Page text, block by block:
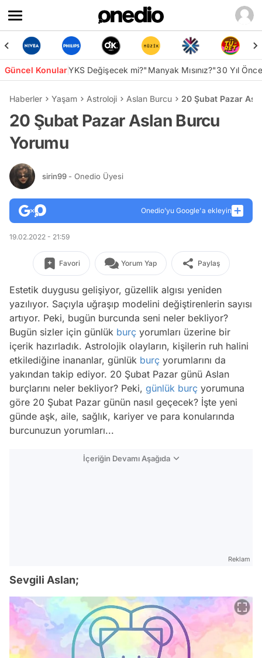
Güncel KonularYKS Değişecek mi?"Manyak Mısınız?"30 Yıl
Haberler Yaşam Astroloji Aslan Burcu 20 Şubat Pazar
20 Şubat Pazar Aslan Burcu
Yorumu
sirin99 - Onedio Üyesi
Onedio’yu Google'a ekleyin
19.02.2022 - 21:59
Favori Yorum Yap Paylaş
Estetik duygusu gelişiyor, güzellik algısı yeniden
yazılıyor. Saçıyla uğraşıp modelini değiştirenlerin sayısı
artıyor. Peki, bugün burcunda seni neler bekliyor?
Bugün sizler için günlük burç yorumları üzerine bir
içerik hazırladık. Astrolojik olayların, kişilerin ruh halini
etkilediğine inananlar, günlük burç yorumlarını da
yakından takip ediyor. 20 Şubat Pazar günü Aslan
burçlarını neler bekliyor? Peki, günlük burç yorumuna
göre 20 Şubat Pazar günün nasıl geçecek? İşte yeni
günde aşk, aile, sağlık, kariyer ve para konularında
burcunuzun yorumları...
İçeriğin Devamı Aşağıda
Reklam
Sevgili Aslan;